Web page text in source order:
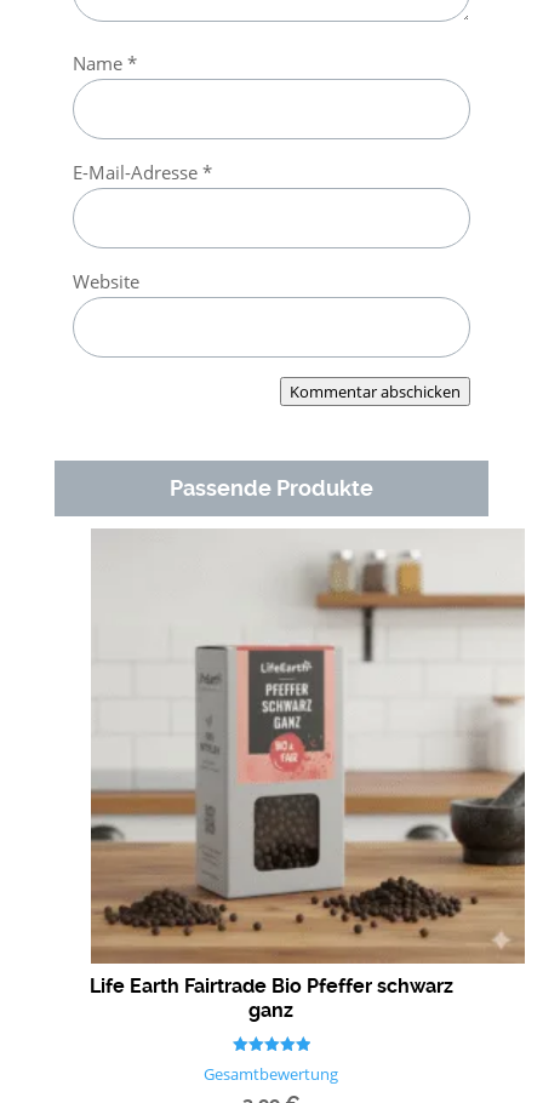
Name *
E-Mail-Adresse *
Website
Kommentar abschicken
Passende Produkte
Life Earth Fairtrade Bio Pfeffer schwarz
ganz
Bewertet mit
5.00
von 5
Gesamtbewertung